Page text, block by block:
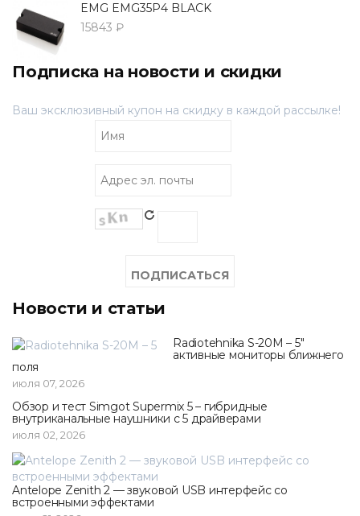
EMG EMG35P4 BLACK
15843 ₽
Подписка на новости и скидки
Ваш эксклюзивный купон на скидку в каждой рассылке!
Новости и статьи
Radiotehnika S-20M – 5"
активные мониторы ближнего
поля
июля 07, 2026
Обзор и тест Simgot Supermix 5 – гибридные
внутриканальные наушники с 5 драйверами
июля 02, 2026
Antelope Zenith 2 — звуковой USB интерфейс со
встроенными эффектами